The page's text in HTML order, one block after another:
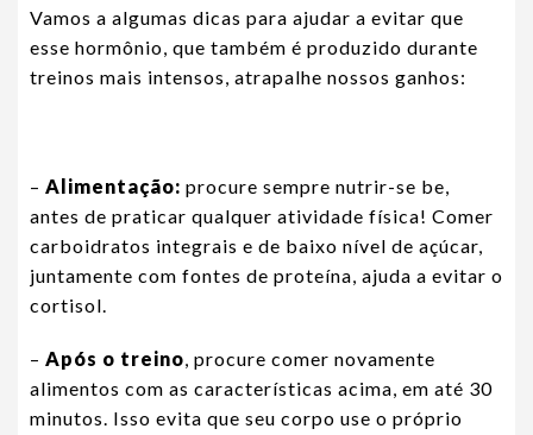
Vamos a algumas dicas para ajudar a evitar que
esse hormônio, que também é produzido durante
treinos mais intensos, atrapalhe nossos ganhos:
– Alimentação: procure sempre nutrir-se be,
antes de praticar qualquer atividade física! Comer
carboidratos integrais e de baixo nível de açúcar,
juntamente com fontes de proteína, ajuda a evitar o
cortisol.
– Após o treino, procure comer novamente
alimentos com as características acima, em até 30
minutos. Isso evita que seu corpo use o próprio